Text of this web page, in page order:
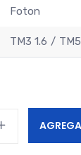
Foton
TM3 1.6